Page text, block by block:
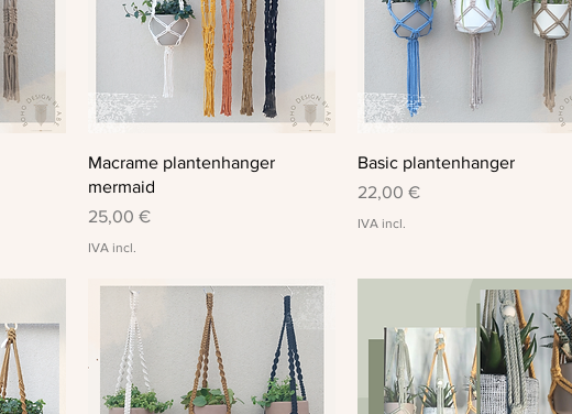
Visualização rápida
Macrame plantenhanger
mermaid
Preço
25,00 €
IVA incl.
Visualização rápida
Basic plantenhanger
Preço
22,00 €
IVA incl.